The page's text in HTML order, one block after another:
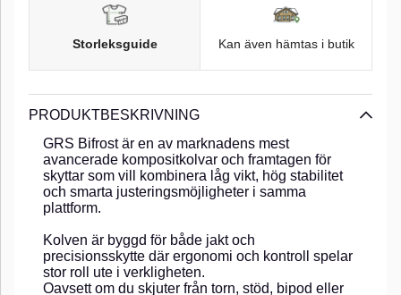
Storleksguide Kan även hämtas i butik
PRODUKTBESKRIVNING
GRS Bifrost är en av marknadens mest
avancerade kompositkolvar och framtagen för
skyttar som vill kombinera låg vikt, hög stabilitet
och smarta justeringsmöjligheter i samma
plattform.
Kolven är byggd för både jakt och
precisionsskytte där ergonomi och kontroll spelar
stor roll ute i verkligheten.
Oavsett om du skjuter från torn, stöd, bipod eller